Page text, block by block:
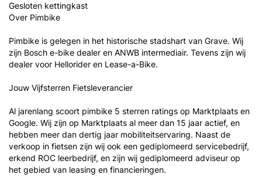
Gesloten kettingkast
Over Pimbike
Pimbike is gelegen in het historische stadshart van Grave. Wij
zijn Bosch e-bike dealer en ANWB intermediair. Tevens zijn wij
dealer voor Hellorider en Lease-a-Bike.
Jouw Vijfsterren Fietsleverancier
Al jarenlang scoort pimbike 5 sterren ratings op Marktplaats en
Google. Wij zijn op Marktplaats al meer dan 15 jaar actief, en
hebben meer dan dertig jaar mobiliteitservaring. Naast de
verkoop in fietsen zijn wij ook een gediplomeerd servicebedrijf,
erkend ROC leerbedrijf, en zijn wij gediplomeerd adviseur op
het gebied van leasing en financieringen.